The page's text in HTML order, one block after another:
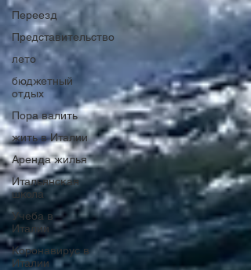
Переезд
Представительство
лето
бюджетный
отдых
Пора валить
жить в Италии
Аренда жилья
Итальянская
школа
Учеба в
Италии
Коронавирус в
Италии